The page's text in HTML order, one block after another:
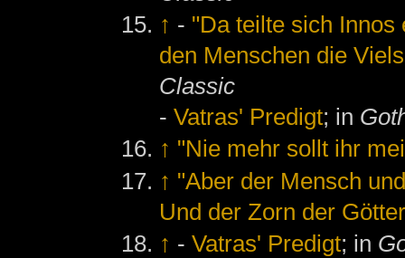
↑ - "Da teilte sich Innos
den Menschen die
Classic
-Vatras' Predigt; in
↑ "Nie mehr sollt ihr
↑ "Aber der Mensch
Und der Zorn der
↑ -Vatras' Predigt; in